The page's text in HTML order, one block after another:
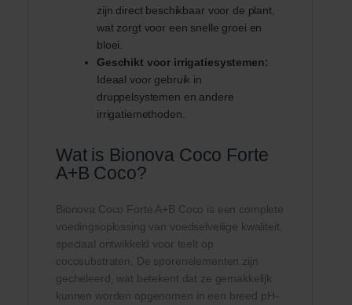
zijn direct beschikbaar voor de plant,
wat zorgt voor een snelle groei en
bloei.
Geschikt voor irrigatiesystemen:
Ideaal voor gebruik in
druppelsystemen en andere
irrigatiemethoden.
Wat is Bionova Coco Forte
A+B Coco?
Bionova Coco Forte A+B Coco is een complete
voedingsoplossing van voedselveilige kwaliteit,
speciaal ontwikkeld voor teelt op
cocosubstraten. De sporenelementen zijn
gecheleerd, wat betekent dat ze gemakkelijk
kunnen worden opgenomen in een breed pH-